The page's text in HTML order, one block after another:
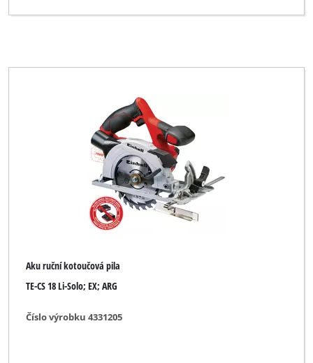
Aku ruční kotoučová pila
TE-CS 18 Li-Solo; EX; ARG
Číslo výrobku 4331205